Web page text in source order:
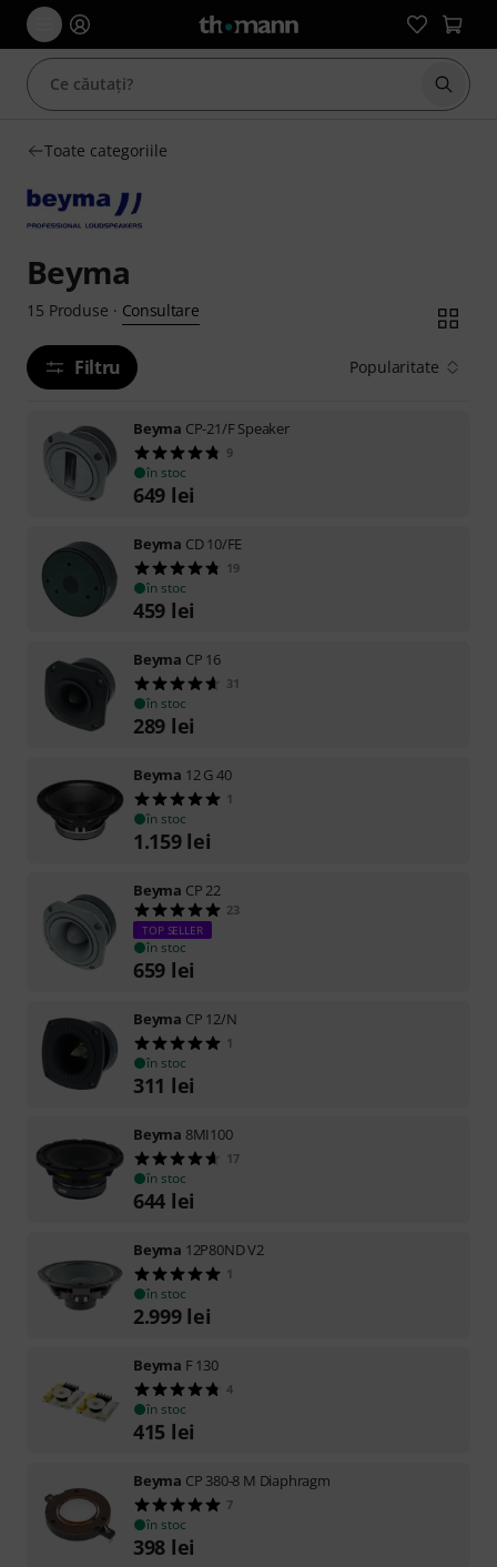
Toate categoriile
Beyma
15 Produse · Consultare
Filtru Popularitate
Beyma CP-21/F Speaker
9
în stoc
649 lei
Beyma CD 10/FE
19
în stoc
459 lei
Beyma CP 16
31
în stoc
289 lei
Beyma 12 G 40
1
în stoc
1.159 lei
Beyma CP 22
23
TOP SELLER
în stoc
659 lei
Beyma CP 12/N
1
în stoc
311 lei
Beyma 8MI100
17
în stoc
644 lei
Beyma 12P80ND V2
1
în stoc
2.999 lei
Beyma F 130
4
în stoc
415 lei
Beyma CP 380-8 M Diaphragm
7
în stoc
398 lei